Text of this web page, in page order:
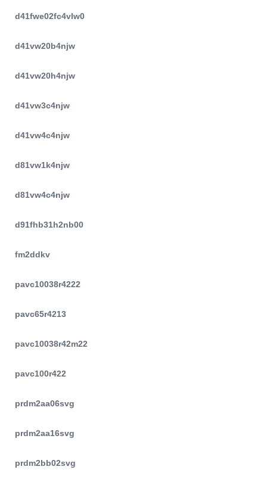
d41fwe02fc4vlw0
d41vw20b4njw
d41vw20h4njw
d41vw3c4njw
d41vw4c4njw
d81vw1k4njw
d81vw4c4njw
d91fhb31h2nb00
fm2ddkv
pavc10038r4222
pavc65r4213
pavc10038r42m22
pavc100r422
prdm2aa06svg
prdm2aa16svg
prdm2bb02svg